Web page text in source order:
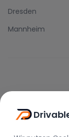
Dresden
Mannheim